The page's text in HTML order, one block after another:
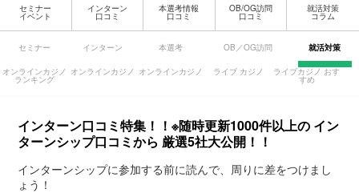
セミナー
イベント
インターン
口コミ
本選考情報
口コミ
OB/OG訪問
口コミ
就活対策
コラム
セミナー インターン 本選考 OB／OG訪問 就活対策
オンラインカジノ
ランキング
オンラインカジノ オンラインカジノ ライブ カジノ ライブカジノ おす
すめ
インターン口コミ特集！！※随時更新1000件以上の イン
ターンシップ口コミから 厳選5社大公開！！
インターンシップに参加する前に読んで、周りに差をつけまし
ょう！